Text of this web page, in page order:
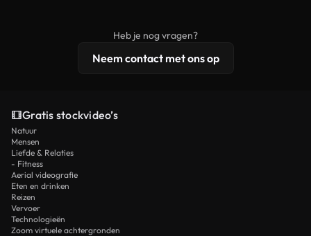
licentiebescherming omvat.
Heb je nog vragen?
Neem contact met ons op
Gratis stockvideo’s
Natuur
Mensen
Liefde & Relaties
- Fitness
Aerial videografie
Eten en drinken
Reizen
Vervoer
Technologieën
Zoom virtuele achtergronden